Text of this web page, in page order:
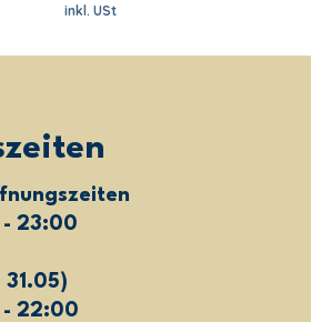
inkl. USt
- 23:00
31.05)
- 22:00